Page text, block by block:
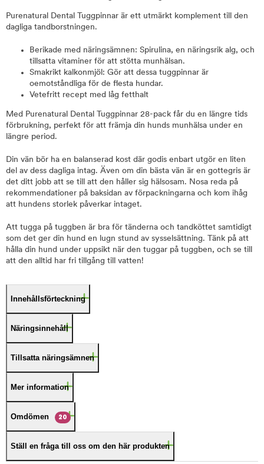
Purenatural Dental Tuggpinnar är ett utmärkt komplement till den
dagliga tandborstningen.
Berikade med näringsämnen: Spirulina, en näringsrik alg, och
tillsatta vitaminer för att stötta munhälsan.
Smakrikt kalkonmjöl: Gör att dessa tuggpinnar är
oemotståndliga för de flesta hundar.
Vetefritt recept med låg fetthalt
Med Purenatural Dental Tuggpinnar 28-pack får du en längre tids
förbrukning, perfekt för att främja din hunds munhälsa under en
längre period.
Din vän bör ha en balanserad kost där godis enbart utgör en liten
del av dess dagliga intag. Även om din bästa vän är en gottegris är
det ditt jobb att se till att den håller sig hälsosam. Nosa reda på
rekommendationer på baksidan av förpackningarna och kom ihåg
att hundens storlek påverkar intaget.
Att tugga på tuggben är bra för tänderna och tandköttet samtidigt
som det ger din hund en lugn stund av sysselsättning. Tänk på att
hålla din hund under uppsikt när den tuggar på tuggben, och se till
att den alltid har fri tillgång till vatten!
Innehållsförteckning
Näringsinnehåll
Tillsatta näringsämnen
Mer information
Omdömen 20
Ställ en fråga till oss om den här produkten